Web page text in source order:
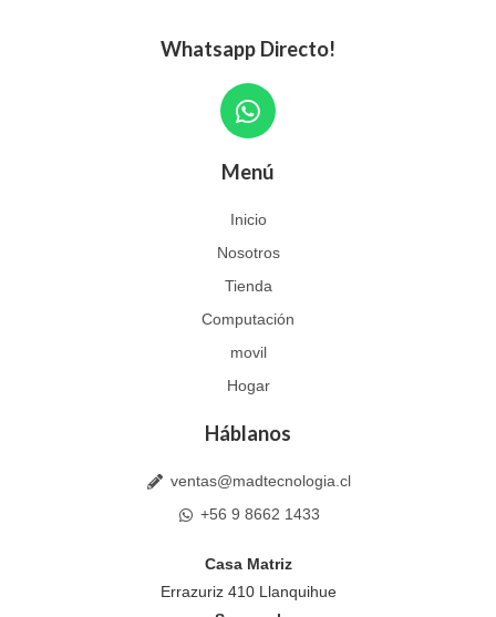
Whatsapp Directo!
W
h
t
s
a
p
p
Menú
Inicio
Nosotros
Tienda
Computación
movil
Hogar
Háblanos
ventas@madtecnologia.cl
+56 9 8662 1433
Casa Matriz
Errazuriz 410 Llanquihue